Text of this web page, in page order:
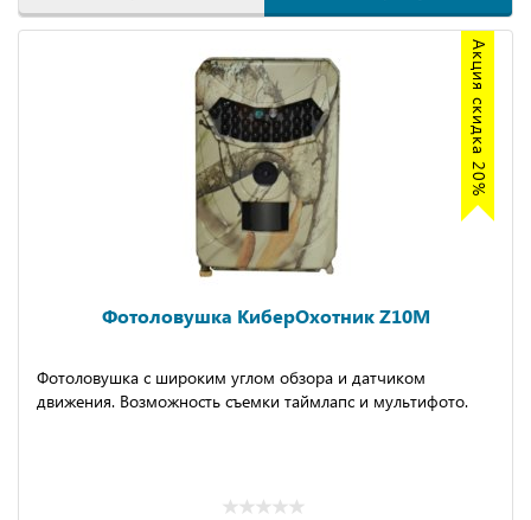
Акция скидка 20%
Фотоловушка КиберОхотник Z10M
Фотоловушка с широким углом обзора и датчиком
движения. Возможность съемки таймлапс и мультифото.